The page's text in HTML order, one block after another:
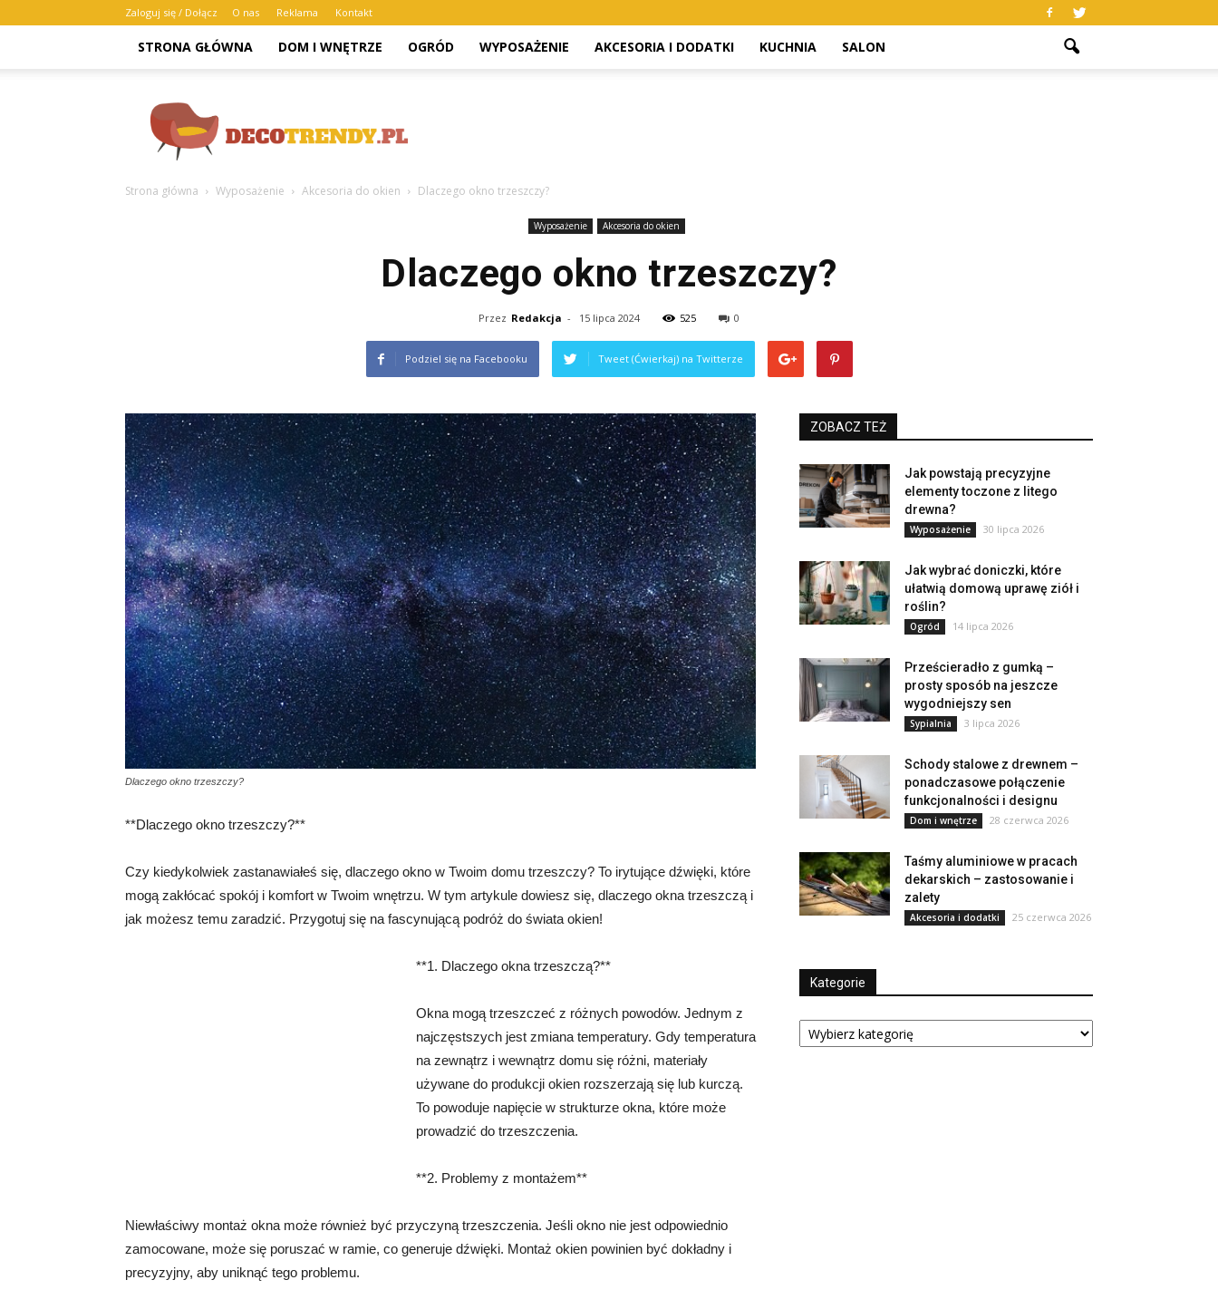
Zaloguj się / Dołącz O nas Reklama Kontakt
STRONA GŁÓWNA DOM I WNĘTRZE OGRÓD WYPOSAŻENIE AKCESORIA I DODATKI KUCHNIA SALON
Decotrendy.pl
Strona główna Wyposażenie Akcesoria do okien Dlaczego okno trzeszczy?
Wyposażenie Akcesoria do okien
Dlaczego okno trzeszczy?
Przez Redakcja - 15 lipca 2024 525 0
Podziel się na Facebooku Tweet (Ćwierkaj) na Twitterze
Dlaczego okno trzeszczy?
**Dlaczego okno trzeszczy?**
Czy kiedykolwiek zastanawiałeś się, dlaczego okno w Twoim domu trzeszczy? To irytujące dźwięki, które
mogą zakłócać spokój i komfort w Twoim wnętrzu. W tym artykule dowiesz się, dlaczego okna trzeszczą i
jak możesz temu zaradzić. Przygotuj się na fascynującą podróż do świata okien!
**1. Dlaczego okna trzeszczą?**
Okna mogą trzeszczeć z różnych powodów. Jednym z
najczęstszych jest zmiana temperatury. Gdy temperatura
na zewnątrz i wewnątrz domu się różni, materiały
używane do produkcji okien rozszerzają się lub kurczą.
To powoduje napięcie w strukturze okna, które może
prowadzić do trzeszczenia.
**2. Problemy z montażem**
Niewłaściwy montaż okna może również być przyczyną trzeszczenia. Jeśli okno nie jest odpowiednio
zamocowane, może się poruszać w ramie, co generuje dźwięki. Montaż okien powinien być dokładny i
precyzyjny, aby uniknąć tego problemu.
ZOBACZ TEŻ
Jak powstają precyzyjne
elementy toczone z litego
drewna?
Wyposażenie 30 lipca 2026
Jak wybrać doniczki, które
ułatwią domową uprawę ziół i
roślin?
Ogród 14 lipca 2026
Prześcieradło z gumką –
prosty sposób na jeszcze
wygodniejszy sen
Sypialnia 3 lipca 2026
Schody stalowe z drewnem –
ponadczasowe połączenie
funkcjonalności i designu
Dom i wnętrze 28 czerwca 2026
Taśmy aluminiowe w pracach
dekarskich – zastosowanie i
zalety
Akcesoria i dodatki 25 czerwca 2026
Kategorie
Kategorie